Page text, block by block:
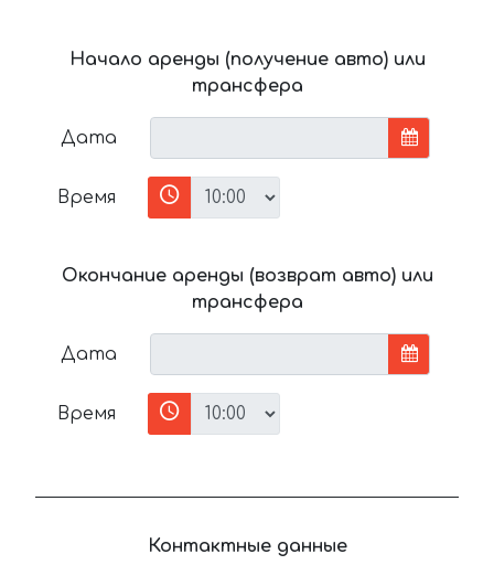
Начало аренды (получение авто) или
трансфера
Дата
Время
Окончание аренды (возврат авто) или
трансфера
Дата
Время
Контактные данные